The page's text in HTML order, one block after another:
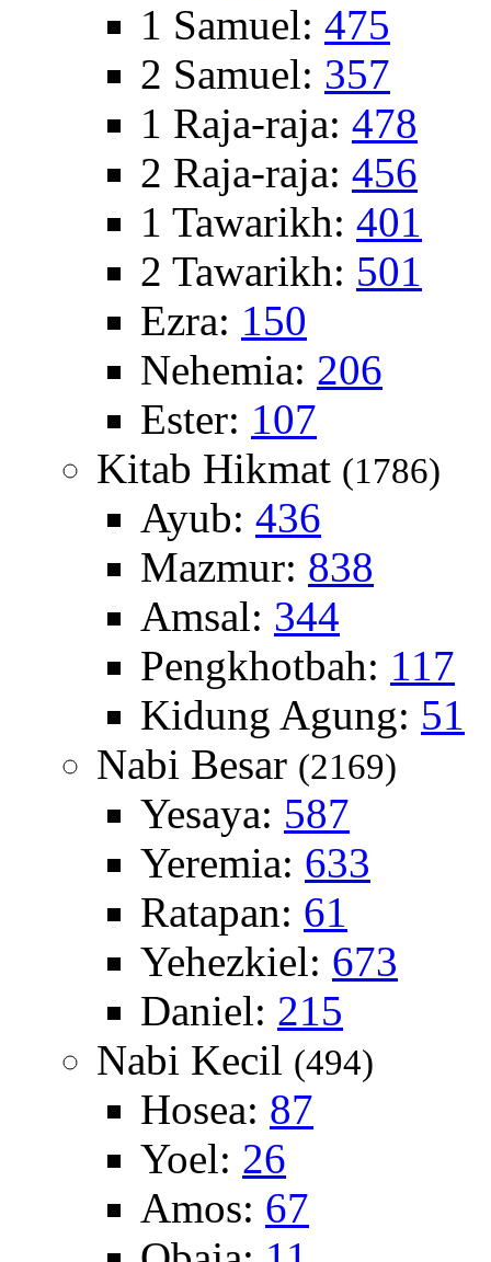
1 Samuel: 475
2 Samuel: 357
1 Raja-raja: 478
2 Raja-raja: 456
1 Tawarikh: 401
2 Tawarikh: 501
Ezra: 150
Nehemia: 206
Ester: 107
Kitab Hikmat (1786)
Ayub: 436
Mazmur: 838
Amsal: 344
Pengkhotbah: 117
Kidung Agung: 51
Nabi Besar (2169)
Yesaya: 587
Yeremia: 633
Ratapan: 61
Yehezkiel: 673
Daniel: 215
Nabi Kecil (494)
Hosea: 87
Yoel: 26
Amos: 67